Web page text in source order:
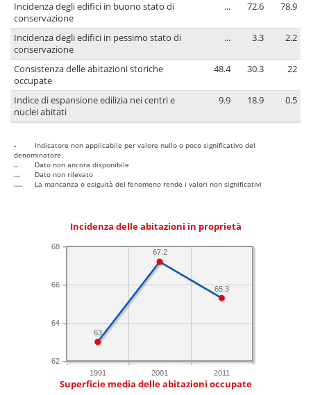
Incidenza degli edifici in buono stato di
conservazione
... 72.6 78.9
Incidenza degli edifici in pessimo stato di
conservazione
... 3.3 2.2
Consistenza delle abitazioni storiche
occupate
48.4 30.3 22
Indice di espansione edilizia nei centri e
nuclei abitati
9.9 18.9 0.5
-
Indicatore non applicabile per valore nullo o poco significativo del
denominatore
..
Dato non ancora disponibile
...
Dato non rilevato
....
La mancanza o esiguità del fenomeno rende i valori non significativi
Incidenza delle abitazioni in proprietà
1991 2001 2011
62
64
66
68
65.3
67.2
63
Superficie media delle abitazioni occupate